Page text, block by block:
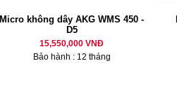
Micro không dây AKG WMS 450 -
D5
15,550,000 VNĐ
Bảo hành : 12 tháng